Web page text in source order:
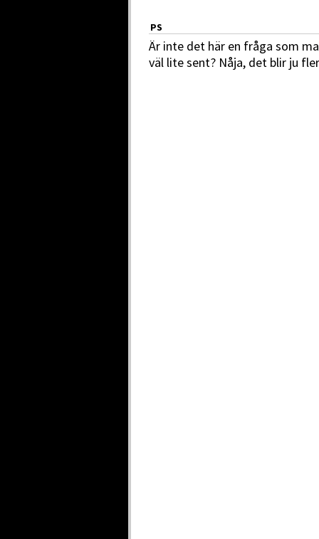
PS
Är inte det här en fråga som
väl lite sent? Nåja, det blir ju